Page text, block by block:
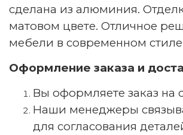
сделана из алюминия.
матовом цвете. Отличное
мебели в современном
Оформление заказа и
Вы оформляете заказ на
Наши менеджеры
для согласования